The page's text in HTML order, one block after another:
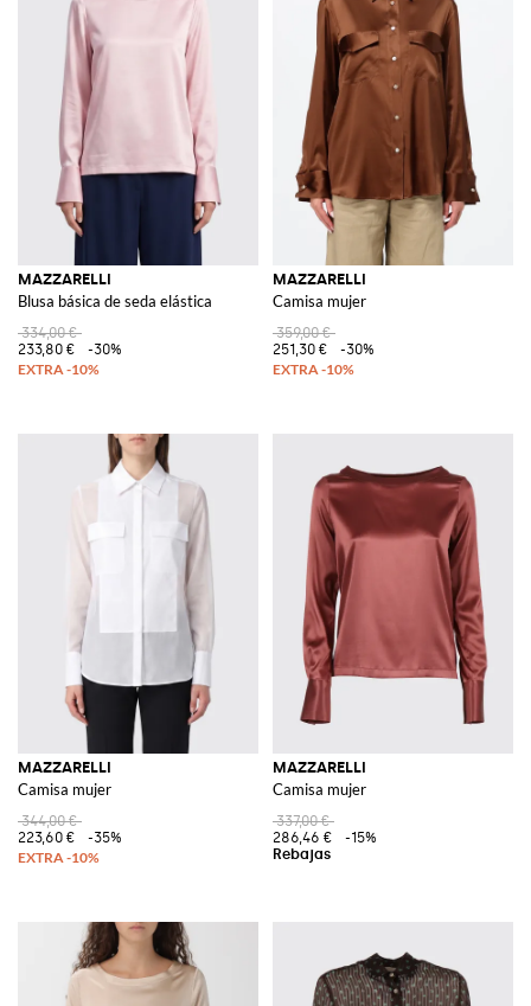
MAZZARELLI
Blusa básica de seda elástica
334,00 €
233,80 €
-30%
MAZZARELLI
Camisa mujer
359,00 €
251,30 €
-30%
MAZZARELLI
Camisa mujer
344,00 €
223,60 €
-35%
MAZZARELLI
Camisa mujer
337,00 €
286,46 €
-15%